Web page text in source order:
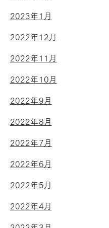
2023年1月
2022年12月
2022年11月
2022年10月
2022年9月
2022年8月
2022年7月
2022年6月
2022年5月
2022年4月